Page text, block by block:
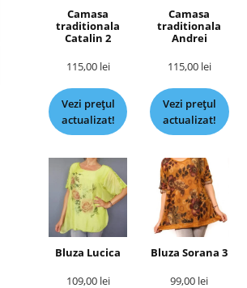
Camasa
traditionala
Catalin 2
115,00 lei
Vezi prețul
actualizat!
Camasa
traditionala
Andrei
115,00 lei
Vezi prețul
actualizat!
Bluza Lucica
109,00 lei
Bluza Sorana 3
99,00 lei